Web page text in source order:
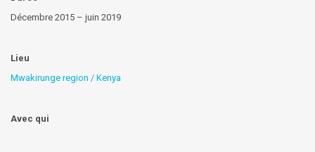
Décembre 2015 – juin 2019
Lieu
Mwakirunge region / Kenya
Avec qui